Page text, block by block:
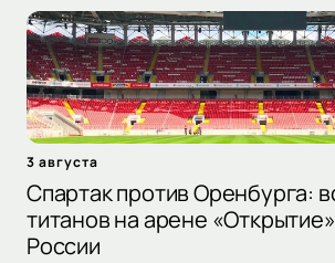
3 августа
Спартак против Оренбурга:
титанов на арене
России